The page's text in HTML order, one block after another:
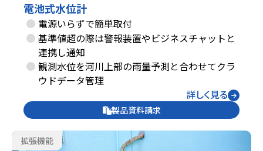
電池式水位計
電源いらずで簡単取付
基準値超の際は警報装置やビジネスチャットと
連携し通知
観測水位を河川上部の雨量予測と合わせてクラ
ウドデータ管理
詳しく見る
製品資料請求
拡張機能